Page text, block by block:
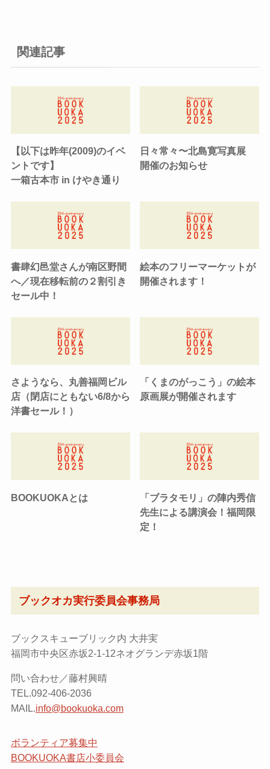
関連記事
【以下は昨年(2009)のイベ
ントです】
一箱古本市 in けやき通り
日々常々〜北島寛写真展
開催のお知らせ
書肆幻邑堂さんが南区野間
へ／現在移転前の２割引き
セール中！
絵本のフリーマーケットが
開催されます！
さようなら、丸善福岡ビル
店（閉店にともない6/8から
洋書セール！）
「くまのがっこう」の絵本
原画展が開催されます
BOOKUOKAとは
「ブラタモリ」の陣内秀信
先生による講演会！福岡限
定！
ブックオカ実行委員会事務局
ブックスキューブリック内 大井実
福岡市中央区赤坂2-1-12ネオグランデ赤坂1階
問い合わせ／藤村興晴
TEL.092-406-2036
MAIL.info@bookuoka.com
ボランティア募集中
BOOKUOKA書店小委員会